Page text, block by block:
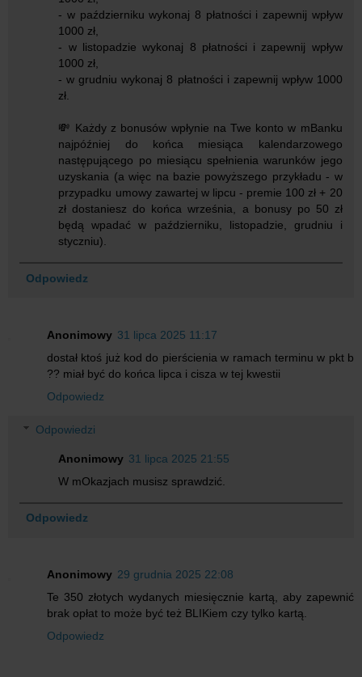
- w październiku wykonaj 8 płatności i zapewnij wpływ
1000 zł,
- w listopadzie wykonaj 8 płatności i zapewnij wpływ
1000 zł,
- w grudniu wykonaj 8 płatności i zapewnij wpływ 1000
zł.
💸 Każdy z bonusów wpłynie na Twe konto w mBanku
najpóźniej do końca miesiąca kalendarzowego
następującego po miesiącu spełnienia warunków jego
uzyskania (a więc na bazie powyższego przykładu - w
przypadku umowy zawartej w lipcu - premie 100 zł + 20
zł dostaniesz do końca września, a bonusy po 50 zł
będą wpadać w październiku, listopadzie, grudniu i
styczniu).
Odpowiedz
Anonimowy 31 lipca 2025 11:17
dostał ktoś już kod do pierścienia w ramach terminu w pkt b
?? miał być do końca lipca i cisza w tej kwestii
Odpowiedz
Odpowiedzi
Anonimowy 31 lipca 2025 21:55
W mOkazjach musisz sprawdzić.
Odpowiedz
Anonimowy 29 grudnia 2025 22:08
Te 350 złotych wydanych miesięcznie kartą, aby zapewnić
brak opłat to może być też BLIKiem czy tylko kartą.
Odpowiedz